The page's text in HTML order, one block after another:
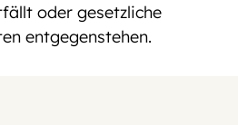
oder gesetzliche
entgegenstehen.